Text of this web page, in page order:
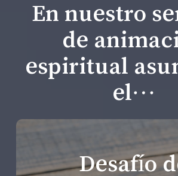
En nuestro
de
espiritual
el…
Desafío